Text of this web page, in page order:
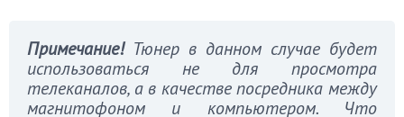
Примечание!Тюнер в данном случае будет
использоваться не для просмотра
телеканалов, а в качестве посредника между
магнитофоном и компьютером. Что